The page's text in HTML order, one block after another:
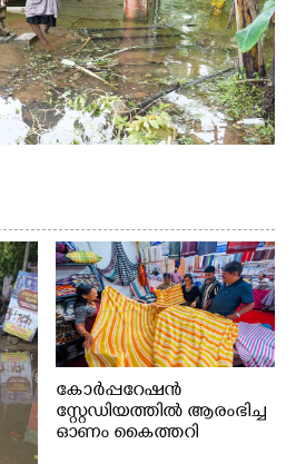
കോർപ്പറേഷൻ
സ്റ്റേഡിയത്തിൽ ആരംഭിച്ച
ഓണം കൈത്തറി